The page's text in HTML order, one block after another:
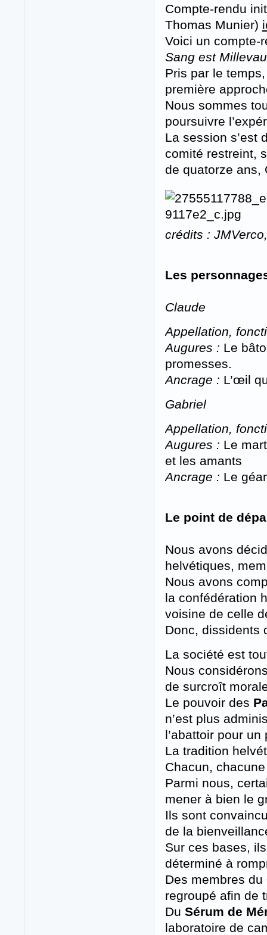
Compte-rendu
Thomas Munier)
Voici un compte-
Sang est
Pris par le
première
Nous sommes
poursuivre
La session s’est
comité restreint,
de quatorze ans,
crédits :
Les
Claude
Appellation,
Augures : Le
promesses.
Ancrage : L’œil
Gabriel
Appellation,
Augures : Le
et les amants
Ancrage : Le
Le point de
Nous avons
helvétiques,
Nous avons
la confédération
voisine de celle
Donc, dissidents
La société est
Nous
de surcroît
Le pouvoir des
n’est plus
l’abattoir pour
La tradition
Chacun,
Parmi nous,
mener à bien le
Ils sont
de la
Sur ces bases,
déterminé à
Des membres du
regroupé afin de
Du Sérum de
laboratoire de